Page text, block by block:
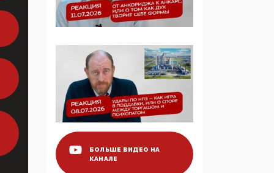
регионов и
муниципалитетов право
защищать жилые дома
и социальные объекты
от ЭМИ
05:58, 26 Мая 2026
Роскомнадзор
освободили от борца с
деструктивным и
опасным контентом
БОЛЬШЕ ВИДЕО НА
КАНАЛЕ